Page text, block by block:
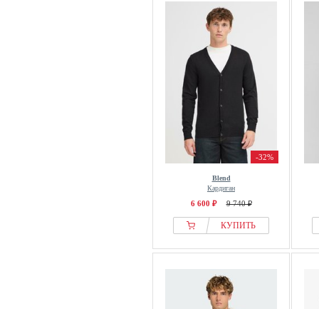
-32%
Blend
Кардиган
6 600 ₽ 9 740 ₽
КУПИТЬ